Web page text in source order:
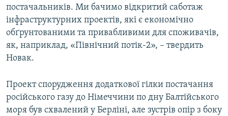
постачальників. Ми бачимо відкритий саботаж
інфраструктурних проектів, які є економічно
обґрунтованими та привабливими для споживачів,
як, наприклад, «Північний потік-2», – твердить
Новак.
Проект спорудження додаткової гілки постачання
російського газу до Німеччини по дну Балтійського
моря був схвалений у Берліні, але зустрів опір з боку